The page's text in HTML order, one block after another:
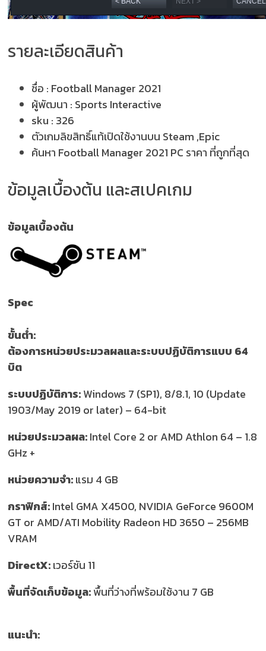
รายละเอียดสินค้า
ชื่อ : Football Manager 2021
ผู้พัฒนา : Sports Interactive
sku : 326
ตัวเกมลิขสิทธิ์แท้เปิดใช้งานบน Steam ,Epic
ค้นหา Football Manager 2021 PC ราคา ที่ถูกที่สุด
ข้อมูลเบื้องต้น และสเปคเกม
ข้อมูลเบื้องต้น
Spec
ขั้นต่ำ:
ต้องการหน่วยประมวลผลและระบบปฏิบัติการแบบ 64
บิต
ระบบปฏิบัติการ:Windows 7 (SP1), 8/8.1, 10 (Update
1903/May 2019 or later) – 64-bit
หน่วยประมวลผล:Intel Core 2 or AMD Athlon 64 – 1.8
GHz +
หน่วยความจำ:แรม 4 GB
กราฟิกส์:Intel GMA X4500, NVIDIA GeForce 9600M
GT or AMD/ATI Mobility Radeon HD 3650 – 256MB
VRAM
DirectX:เวอร์ชัน 11
พื้นที่จัดเก็บข้อมูล:พื้นที่ว่างที่พร้อมใช้งาน 7 GB
แนะนำ: